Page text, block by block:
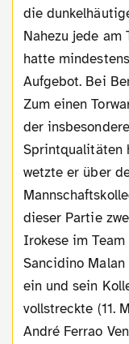
die
Nahezu jede am
hatte
Aufgebot. Bei
Zum einen
der
Sprintqualitäten
wetzte er über
dieser Partie
Irokese im
Sancidino
ein und sein
vollstreckte (11.
André Ferrao